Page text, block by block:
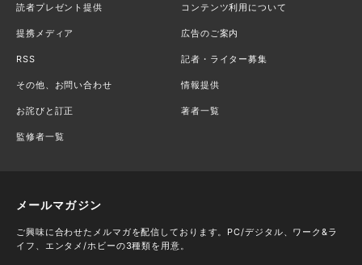
読者プレゼント提供 コンテンツ利用について
提携メディア 広告のご案内
RSS 記者・ライター募集
その他、お問い合わせ 情報提供
お詫びと訂正 著者一覧
監修者一覧
メールマガジン
ご興味に合わせたメルマガを配信しております。PC/デジタル、ワーク&ラ
イフ、エンタメ/ホビーの3種類を用意。